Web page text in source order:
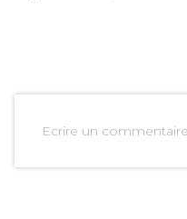
SUR
SUR
Ecrire un commentaire